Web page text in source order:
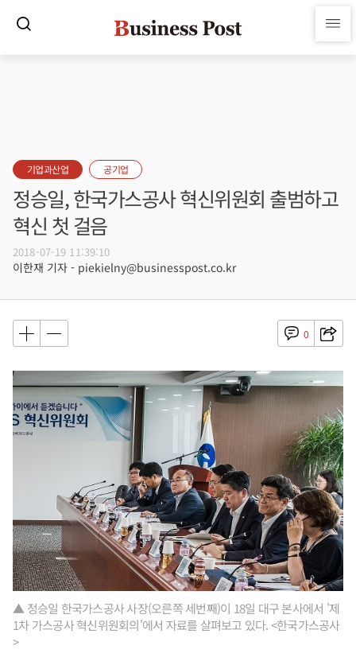
기업과산업 공기업
정승일, 한국가스공사 혁신위원회 출범하고
혁신 첫 걸음
2018-07-19 11:39:10
이한재 기자 - piekielny@businesspost.co.kr
0
▲ 정승일 한국가스공사 사장(오른쪽 세번째)이 18일 대구 본사에서 '제
1차 가스공사 혁신위원회의'에서 자료를 살펴보고 있다. <한국가스공사
>